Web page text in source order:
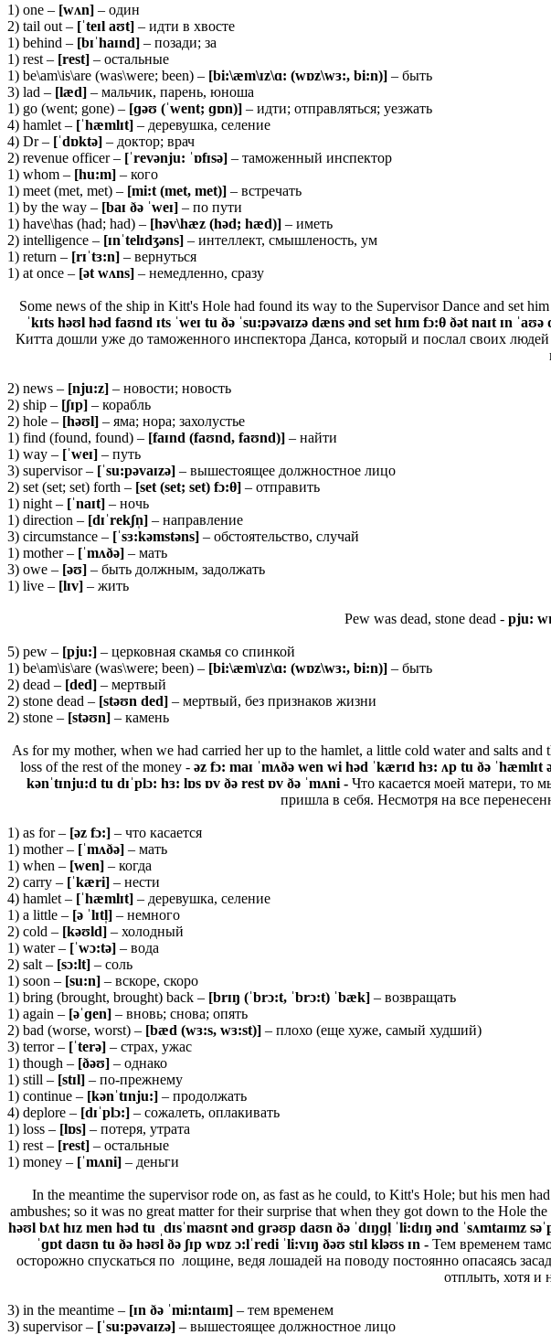
1) one – [wʌn] – один
2) tail out – [ˈteɪl aʊt] – идти в хвосте
1) behind – [bɪˈhaɪnd] – позади; за
1) rest – [rest] – остальные
1) be\am\is\are (was\were; been) – [bi:\æm\ɪz\ɑ: (wɒz\wɜ:, bi:n)] – быть
3) lad – [læd] – мальчик, парень, юноша
1) go (went; gone) – [ɡəʊ (ˈwent; ɡɒn)] – идти; отправляться; уезжать
4) hamlet – [ˈhæmlɪt] – деревушка, селение
4) Dr – [ˈdɒktə] – доктор; врач
2) revenue officer – [ˈrevənju: ˈɒfɪsə] – таможенный инспектор
1) whom – [hu:m] – кого
1) meet (met, met) – [mi:t (met, met)] – встречать
1) by the way – [baɪ ðə ˈweɪ] – по пути
1) have\has (had; had) – [həv\hæz (həd; hæd)] – иметь
2) intelligence – [ɪnˈtelɪdʒəns] – интеллект, смышленость, ум
1) return – [rɪˈtɜ:n] – вернуться
1) at once – [ət wʌns] – немедленно, сразу
Some news of the ship in Kitt's Hole had found its way to the Supervisor Dance and set
ˈkɪts həʊl həd faʊnd ɪts ˈweɪ tu ðə ˈsu:pəvaɪzə dæns ənd set hɪm fɔ:θ ðət naɪt ɪn
Китта дошли уже до таможенного инспектора Данса, который и послал своих
2) news – [nju:z] – новости; новость
2) ship – [ʃɪp] – корабль
2) hole – [həʊl] – яма; нора; захолустье
1) find (found, found) – [faɪnd (faʊnd, faʊnd)] – найти
1) way – [ˈweɪ] – путь
3) supervisor – [ˈsu:pəvaɪzə] – вышестоящее должностное лицо
2) set (set; set) forth – [set (set; set) fɔ:θ] – отправить
1) night – [ˈnaɪt] – ночь
1) direction – [dɪˈrekʃn̩] – направление
3) circumstance – [ˈsɜ:kəmstəns] – обстоятельство, случай
1) mother – [ˈmʌðə] – мать
3) owe – [əʊ] – быть должным, задолжать
1) live – [lɪv] – жить
Pew was dead, stone dead - pju:
5) pew – [pju:] – церковная скамья со спинкой
1) be\am\is\are (was\were; been) – [bi:\æm\ɪz\ɑ: (wɒz\wɜ:, bi:n)] – быть
2) dead – [ded] – мертвый
2) stone dead – [stəʊn ded] – мертвый, без признаков жизни
2) stone – [stəʊn] – камень
As for my mother, when we had carried her up to the hamlet, a little cold water and salts
loss of the rest of the money - əz fɔ: maɪ ˈmʌðə wen wi həd ˈkærɪd hɜ: ʌp tu ðə ˈhæmlɪt
kənˈtɪnju:d tu dɪˈplɔ: hɜ: lɒs ɒv ðə rest ɒv ðə ˈmʌni - Что касается моей матери, то
пришла в себя. Несмотря на все
1) as for – [əz fɔ:] – что касается
1) mother – [ˈmʌðə] – мать
1) when – [wen] – когда
2) carry – [ˈkæri] – нести
4) hamlet – [ˈhæmlɪt] – деревушка, селение
1) a little – [ə ˈlɪtl̩] – немного
2) cold – [kəʊld] – холодный
1) water – [ˈwɔ:tə] – вода
2) salt – [sɔ:lt] – соль
1) soon – [su:n] – вскоре, скоро
1) bring (brought, brought) back – [brɪŋ (ˈbrɔ:t, ˈbrɔ:t) ˈbæk] – возвращать
1) again – [əˈɡen] – вновь; снова; опять
2) bad (worse, worst) – [bæd (wɜ:s, wɜ:st)] – плохо (еще хуже, самый худший)
3) terror – [ˈterə] – страх, ужас
1) though – [ðəʊ] – однако
1) still – [stɪl] – по-прежнему
1) continue – [kənˈtɪnju:] – продолжать
4) deplore – [dɪˈplɔ:] – сожалеть, оплакивать
1) loss – [lɒs] – потеря, утрата
1) rest – [rest] – остальные
1) money – [ˈmʌni] – деньги
In the meantime the supervisor rode on, as fast as he could, to Kitt's Hole; but his men
ambushes; so it was no great matter for their surprise that when they got down to the Hole
həʊl bʌt hɪz men həd tu ˌdɪsˈmaʊnt ənd ɡrəʊp daʊn ðə ˈdɪŋɡl̩ ˈli:dɪŋ ənd ˈsʌmtaɪmz
ˈɡɒt daʊn tu ðə həʊl ðə ʃɪp wɒz ɔ:lˈredi ˈli:vɪŋ ðəʊ stɪl kləʊs ɪn - Тем временем
осторожно спускаться по лощине, ведя лошадей на поводу постоянно опасаясь
отплыть, хотя и
3) in the meantime – [ɪn ðə ˈmi:ntaɪm] – тем временем
3) supervisor – [ˈsu:pəvaɪzə] – вышестоящее должностное лицо